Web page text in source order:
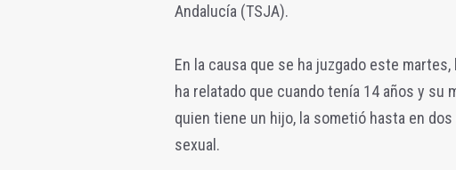
Andalucía (TSJA).
En la causa que se ha juzgado este
ha relatado que cuando tenía 14 años y su
quien tiene un hijo, la sometió hasta en
sexual.